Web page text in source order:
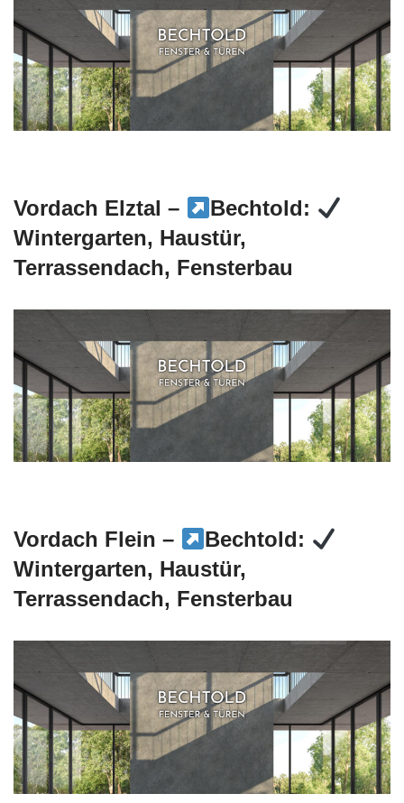
Vordach Elztal –
Bechtold:
Wintergarten, Haustür,
Terrassendach, Fensterbau
Vordach Flein –
Bechtold:
Wintergarten, Haustür,
Terrassendach, Fensterbau